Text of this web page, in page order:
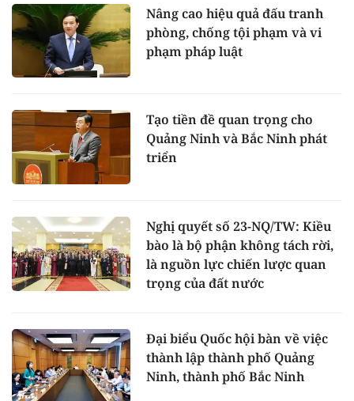
Nâng cao hiệu quả đấu tranh
phòng, chống tội phạm và vi
phạm pháp luật
Tạo tiền đề quan trọng cho
Quảng Ninh và Bắc Ninh phát
triển
Nghị quyết số 23-NQ/TW: Kiều
bào là bộ phận không tách rời,
là nguồn lực chiến lược quan
trọng của đất nước
Đại biểu Quốc hội bàn về việc
thành lập thành phố Quảng
Ninh, thành phố Bắc Ninh